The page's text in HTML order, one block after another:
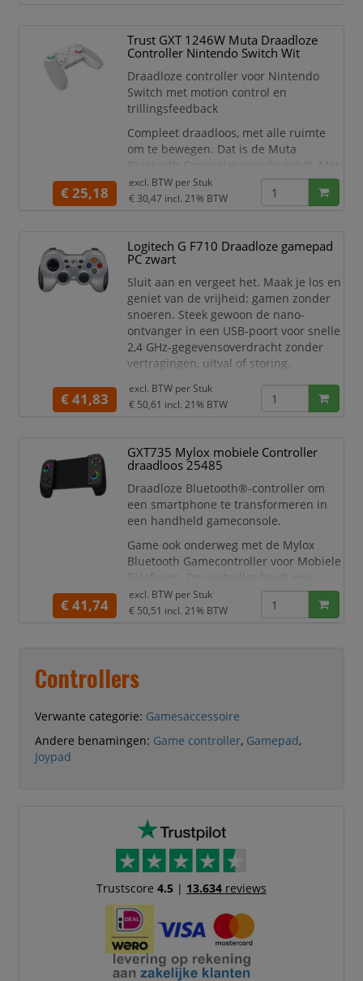
je gewoon door gamen.
zijn complete knopindeling navigeer je
door
Trust GXT 1246W Muta Draadloze
Controller Nintendo Switch Wit
Draadloze controller voor Nintendo
Switch met motion control en
trillingsfeedback
Compleet draadloos, met alle ruimte
om te bewegen. Dat is de Muta
Bluetooth Controller voor Switch™. Met
een oplaadbare batterij die je tot 15
uur speeltijd geeft na één keer
je gewoon door gamen.
zijn complete knopindeling navigeer je
door
€ 25,18
excl. BTW per Stuk
€ 30,47 incl. 21% BTW
Logitech G F710 Draadloze gamepad
PC zwart
Sluit aan en vergeet het. Maak je los en
geniet van de vrijheid: gamen zonder
snoeren. Steek gewoon de nano-
ontvanger in een USB-poort voor snelle
2,4 GHz-gegevensoverdracht zonder
vertragingen, uitval of storing.
nauwkeurige controle.
Snelle 2.4 GHz draadloze via USB-
Vibratiefeedback met dubbele
motor.
Draadloze verbinding: 2.4 GHz
Feedback: Dubbe
€ 41,83
excl. BTW per Stuk
€ 50,61 incl. 21% BTW
GXT735 Mylox mobiele Controller
draadloos 25485
Draadloze Bluetooth®-controller om
een smartphone te transformeren in
een handheld gameconsole.
Game ook onderweg met de Mylox
Bluetooth Gamecontroller voor Mobiele
Telefoons. De controller heeft een
Bluetooth® 5.0 verbinding met weinig
vertraging en is geschikt voor zowel
Game drie keer zoveel met deze
wilt spelen
€ 41,74
excl. BTW per Stuk
€ 50,51 incl. 21% BTW
Controllers
Verwante categorie: Gamesaccessoire
Andere benamingen: Game controller, Gamepad,
Joypad
Trustscore 4.5| 13.634reviews